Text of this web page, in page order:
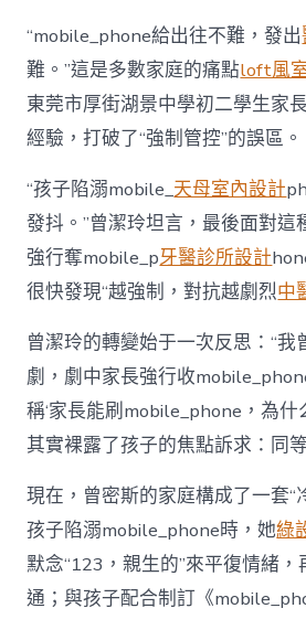
“mobile_phone給出往不難，發出
難。”這是多數家庭的痛點loft風
東莞市厚街湖景中學初二學生家
經驗，打破了“強制管控”的誤區。
“孩子陷溺mobile_天母室內設計
發抖。”曾潔玲坦言，最後面對這
強行奪mobile_p牙醫診所設計
很快發現“越強制，對抗越劇烈中
曾潔玲的轉變始于一次反思：“我
劇，劇中家長強行收
稱‘家長能刷mobile_phone，為什
其實裸露了孩子的焦點訴求：同
現在，曾密斯的家庭構成了一套“
孩子陷溺mobile_phone時，她綠
默念“123，親生的”來平復情緒
通；與孩子配合制訂《